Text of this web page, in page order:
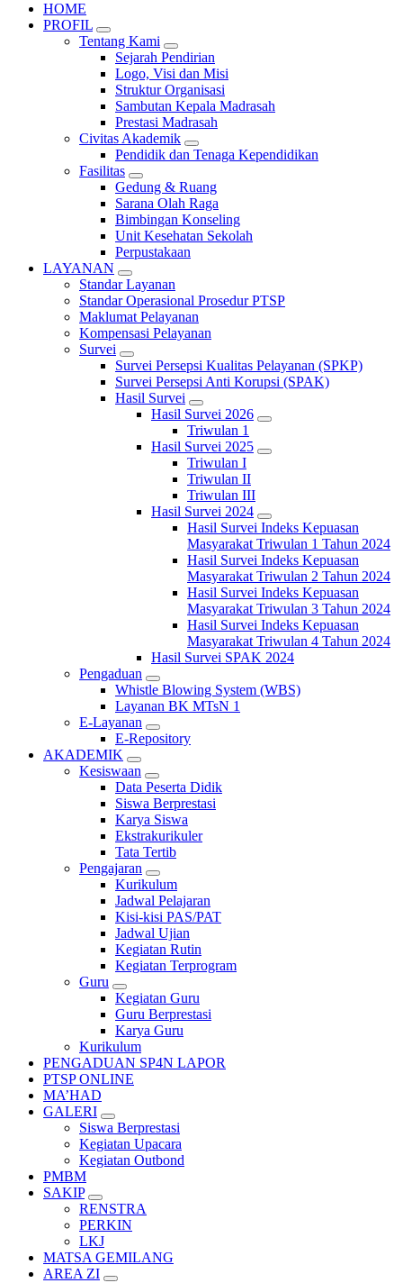
HOME
PROFIL
Tentang Kami
Sejarah Pendirian
Logo, Visi dan Misi
Struktur Organisasi
Sambutan Kepala Madrasah
Prestasi Madrasah
Civitas Akademik
Pendidik dan Tenaga Kependidikan
Fasilitas
Gedung & Ruang
Sarana Olah Raga
Bimbingan Konseling
Unit Kesehatan Sekolah
Perpustakaan
LAYANAN
Standar Layanan
Standar Operasional Prosedur PTSP
Maklumat Pelayanan
Kompensasi Pelayanan
Survei
Survei Persepsi Kualitas Pelayanan (SPKP)
Survei Persepsi Anti Korupsi (SPAK)
Hasil Survei
Hasil Survei 2026
Triwulan 1
Hasil Survei 2025
Triwulan I
Triwulan II
Triwulan III
Hasil Survei 2024
Hasil Survei Indeks Kepuasan
Masyarakat Triwulan 1 Tahun 2024
Hasil Survei Indeks Kepuasan
Masyarakat Triwulan 2 Tahun 2024
Hasil Survei Indeks Kepuasan
Masyarakat Triwulan 3 Tahun 2024
Hasil Survei Indeks Kepuasan
Masyarakat Triwulan 4 Tahun 2024
Hasil Survei SPAK 2024
Pengaduan
Whistle Blowing System (WBS)
Layanan BK MTsN 1
E-Layanan
E-Repository
AKADEMIK
Kesiswaan
Data Peserta Didik
Siswa Berprestasi
Karya Siswa
Ekstrakurikuler
Tata Tertib
Pengajaran
Kurikulum
Jadwal Pelajaran
Kisi-kisi PAS/PAT
Jadwal Ujian
Kegiatan Rutin
Kegiatan Terprogram
Guru
Kegiatan Guru
Guru Berprestasi
Karya Guru
Kurikulum
PENGADUAN SP4N LAPOR
PTSP ONLINE
MA’HAD
GALERI
Siswa Berprestasi
Kegiatan Upacara
Kegiatan Outbond
PMBM
SAKIP
RENSTRA
PERKIN
LKJ
MATSA GEMILANG
AREA ZI